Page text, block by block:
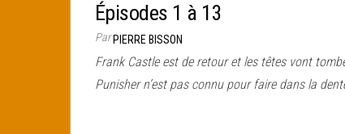
Épisodes 1 à 13
ParPIERRE BISSON
Frank Castle est de retour et les têtes vont
Punisher n’est pas connu pour faire dans la